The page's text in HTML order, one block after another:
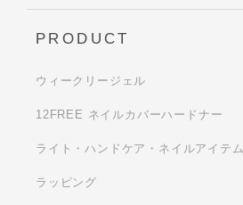
PRODUCT
ウィークリージェル
12FREE ネイルカバーハードナー
ライト・ハンドケア・ネイルアイテム
ラッピング